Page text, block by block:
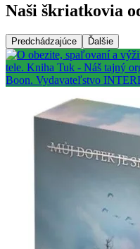
Naši škriatkovia
Predchádzajúce Ďalšie